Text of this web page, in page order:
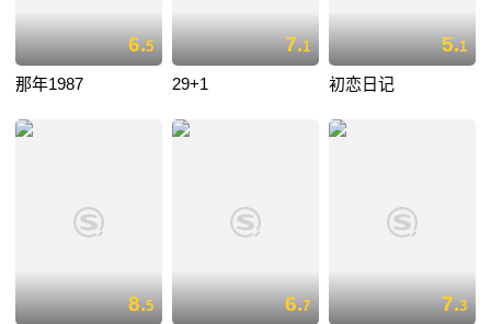
6.5
那年1987
7.1
29+1
5.1
初恋日记
8.5 6.7 7.3